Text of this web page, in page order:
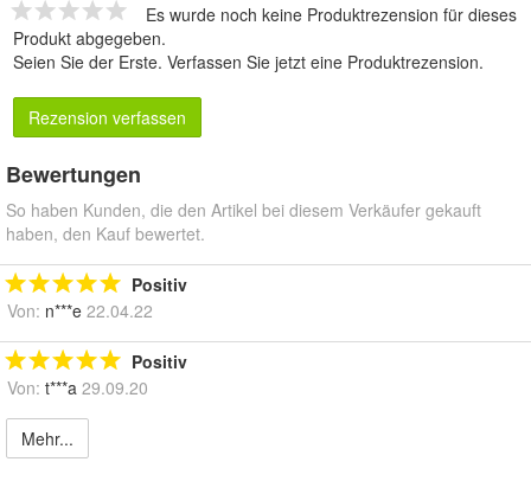
Es wurde noch keine Produktrezension für dieses
Produkt abgegeben.
Seien Sie der Erste. Verfassen Sie jetzt eine Produktrezension.
Rezension verfassen
Bewertungen
So haben Kunden, die den Artikel bei diesem Verkäufer gekauft
haben, den Kauf bewertet.
Positiv
Von: n***e 22.04.22
Positiv
Von: t***a 29.09.20
Mehr...